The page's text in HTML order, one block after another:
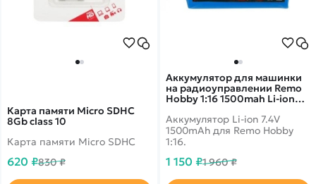
Аккумулятор для машинки
на радиоуправлении Remo
Hobby 1:16 1500mah Li-ion
Аккумулятор Li-ion 7.4V
1500mAh для Remo Hobby
1:16.
1 150 ₽1 960 ₽
Карта памяти Micro SDHC
8Gb class 10
Карта памяти Micro SDHC
620 ₽830 ₽